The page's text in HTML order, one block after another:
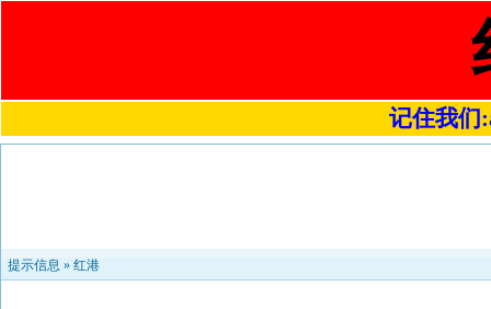
记住我们
提示信息 » 红港